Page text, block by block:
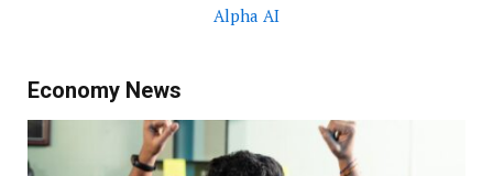
Alpha AI
Economy News